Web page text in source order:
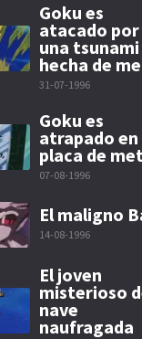
Goku es
atacado por
una tsunami
hecha de
31-07-1996
Goku es
atrapado en
placa de
07-08-1996
El maligno
14-08-1996
El joven
misterioso
nave
naufragada